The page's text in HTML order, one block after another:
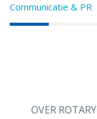
Communicatie & PR
OVER ROTARY